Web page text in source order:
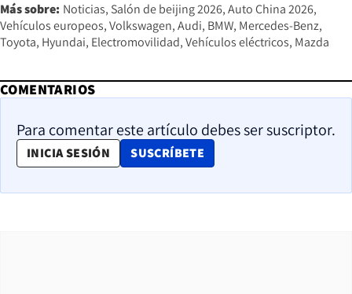
Más sobre: Noticias Salón de beijing 2026 Auto China 2026
Vehículos europeos Volkswagen Audi BMW Mercedes-Benz
Toyota Hyundai Electromovilidad Vehículos eléctricos Mazda
COMENTARIOS
Para comentar este artículo debes ser suscriptor.
INICIA SESIÓN SUSCRÍBETE
OPENS IN NEW WINDOW